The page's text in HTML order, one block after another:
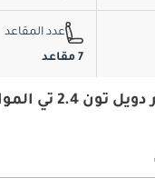
عدد المقاعد
7 مقاعد
تويوتا برادو ادفنتشر